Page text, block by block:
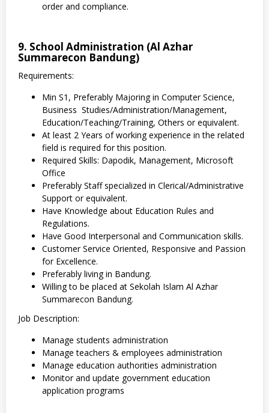
order and compliance.
9. School Administration (Al Azhar
Summarecon Bandung)
Requirements:
Min S1, Preferably Majoring in Computer Science,
Business Studies/Administration/Management,
Education/Teaching/Training, Others or equivalent.
At least 2 Years of working experience in the related
field is required for this position.
Required Skills: Dapodik, Management, Microsoft
Office
Preferably Staff specialized in Clerical/Administrative
Support or equivalent.
Have Knowledge about Education Rules and
Regulations.
Have Good Interpersonal and Communication skills.
Customer Service Oriented, Responsive and Passion
for Excellence.
Preferably living in Bandung.
Willing to be placed at Sekolah Islam Al Azhar
Summarecon Bandung.
Job Description:
Manage students administration
Manage teachers & employees administration
Manage education authorities administration
Monitor and update government education
application programs